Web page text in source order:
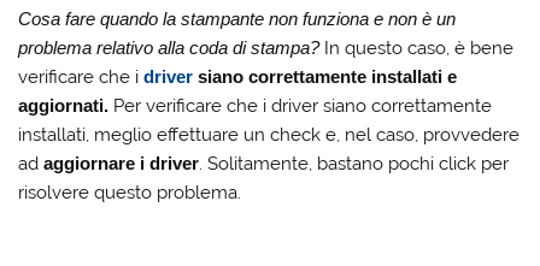
Cosa fare quando la stampante non funziona e non è un
problema relativo alla coda di stampa?In questo caso, è bene
verificare che idriver siano correttamente installati e
aggiornati. Per verificare che i driver siano correttamente
installati, meglio effettuare un check e, nel caso, provvedere
adaggiornare i driver. Solitamente, bastano pochi click per
risolvere questo problema.